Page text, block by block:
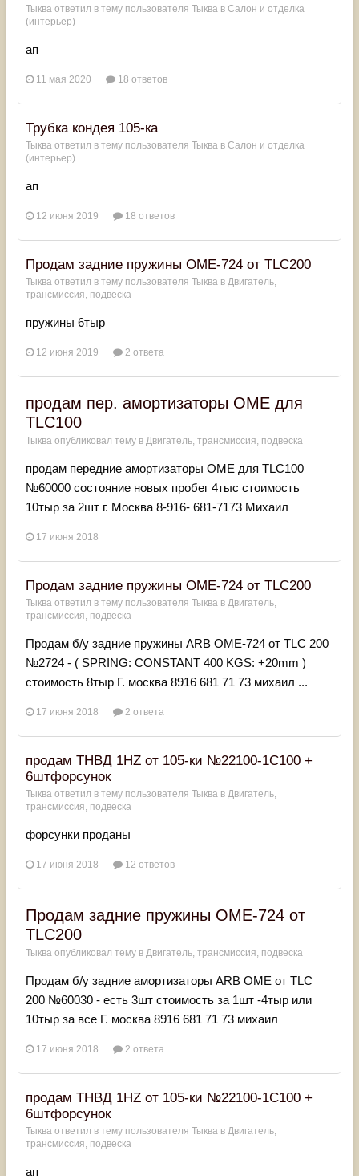
Тыква ответил в тему пользователя Тыква в Салон и отделка
(интерьер)
ап
11 мая 2020 18 ответов
Трубка кондея 105-ка
Тыква ответил в тему пользователя Тыква в Салон и отделка
(интерьер)
ап
12 июня 2019 18 ответов
Продам задние пружины OME-724 от TLC200
Тыква ответил в тему пользователя Тыква в Двигатель,
трансмиссия, подвеска
пружины 6тыр
12 июня 2019 2 ответа
продам пер. амортизаторы OME для
TLC100
Тыква опубликовал тему в Двигатель, трансмиссия, подвеска
продам передние амортизаторы OME для TLC100
№60000 состояние новых пробег 4тыс стоимость
10тыр за 2шт г. Москва 8-916- 681-7173 Михаил
17 июня 2018
Продам задние пружины OME-724 от TLC200
Тыква ответил в тему пользователя Тыква в Двигатель,
трансмиссия, подвеска
Продам б/у задние пружины ARB OME-724 от TLC 200
№2724 - ( SPRING: CONSTANT 400 KGS: +20mm )
стоимость 8тыр Г. москва 8916 681 71 73 михаил ...
17 июня 2018 2 ответа
продам ТНВД 1HZ от 105-ки №22100-1С100 +
6штфорсунок
Тыква ответил в тему пользователя Тыква в Двигатель,
трансмиссия, подвеска
форсунки проданы
17 июня 2018 12 ответов
Продам задние пружины OME-724 от
TLC200
Тыква опубликовал тему в Двигатель, трансмиссия, подвеска
Продам б/у задние амортизаторы ARB OME от TLC
200 №60030 - есть 3шт стоимость за 1шт -4тыр или
10тыр за все Г. москва 8916 681 71 73 михаил
17 июня 2018 2 ответа
продам ТНВД 1HZ от 105-ки №22100-1С100 +
6штфорсунок
Тыква ответил в тему пользователя Тыква в Двигатель,
трансмиссия, подвеска
ап